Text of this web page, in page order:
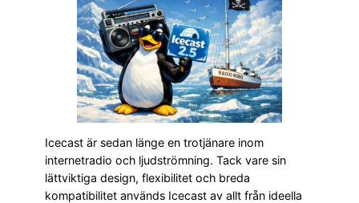
Icecast är sedan länge en trotjänare inom
internetradio och ljudströmning. Tack vare sin
lättviktiga design, flexibilitet och breda
kompatibilitet används Icecast av allt från ideella